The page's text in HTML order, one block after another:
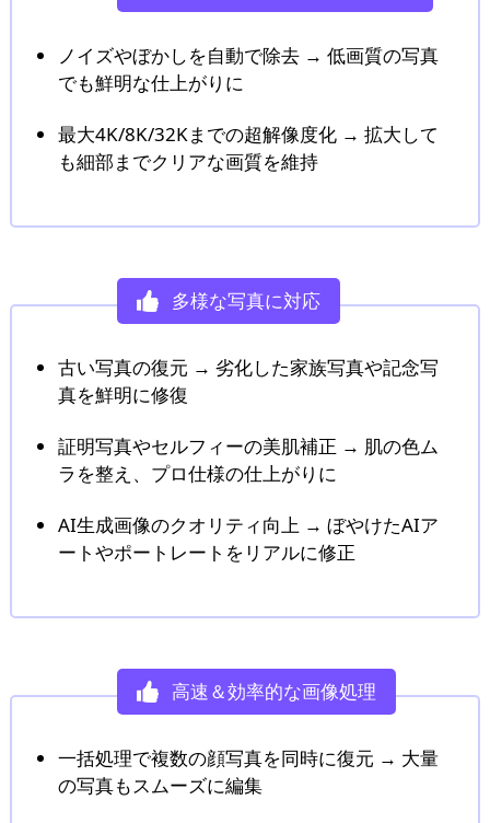
ノイズやぼかしを自動で除去 → 低画質の写真
でも鮮明な仕上がりに
最大4K/8K/32Kまでの超解像度化 → 拡大して
も細部までクリアな画質を維持
多様な写真に対応
古い写真の復元 → 劣化した家族写真や記念写
真を鮮明に修復
証明写真やセルフィーの美肌補正 → 肌の色ム
ラを整え、プロ仕様の仕上がりに
AI生成画像のクオリティ向上 → ぼやけたAIア
ートやポートレートをリアルに修正
高速＆効率的な画像処理
一括処理で複数の顔写真を同時に復元 → 大量
の写真もスムーズに編集